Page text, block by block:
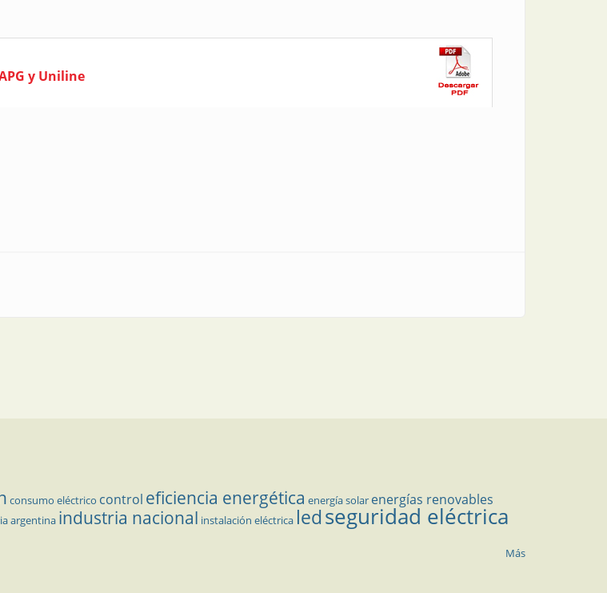
y Uniline
consumo eléctrico control eficiencia energética energía solar energías renovables
argentina industria nacional instalación eléctrica ledseguridad eléctrica
Más